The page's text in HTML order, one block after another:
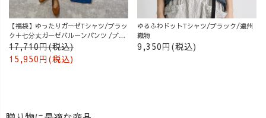
【福袋】ゆったりガーゼTシャツ/ブラッ
ク＋七分丈ガーゼバルーンパンツ /ブル
ー
17,710円(税込)
15,950円(税込)
ゆるふわドットTシャツ/ブラック/遠州
織物
9,350円(税込)